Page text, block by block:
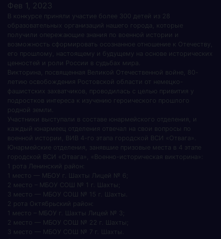
Фев 1, 2023
В конкурсе приняли участие более 300 детей из 28
образовательных организаций нашего города, которые
получили опережающие знания по военной истории и
возможность сформировать осознанное отношение к Отечеству,
его прошлому, настоящему и будущему на основе исторических
ценностей и роли России в судьбах мира.
Викторина, посвященная Великой Отечественной войне, 80-
летию освобождения Ростовской области от немецко-
фашистских захватчиков, проводилась с целью привития у
подростков интереса к изучению героического прошлого
родной земли.
Участники выступали в составе юнармейского отделения, и
каждый юнармеец отделения отвечал на свои вопросы по
военной истории, ВИВ 4-го этапа городской ВСИ «Отвага».
Юнармейские отделения, занявшие призовые места в 4 этапе
городской ВСИ «Отвага», «Военно-историческая викторина»:
1 рота Ленинский район:
1 место — МБОУ г. Шахты Лицей № 6;
2 место – МБОУ СОШ № 1 г. Шахты;
3 место — МБОУ СОШ № 15 г. Шахты.
2 рота Октябрьский район:
1 место – МБОУ г. Шахты Лицей № 3;
2 место — МБОУ СОШ № 22 г. Шахты;
3 место — МБОУ СОШ № 7 г. Шахты.